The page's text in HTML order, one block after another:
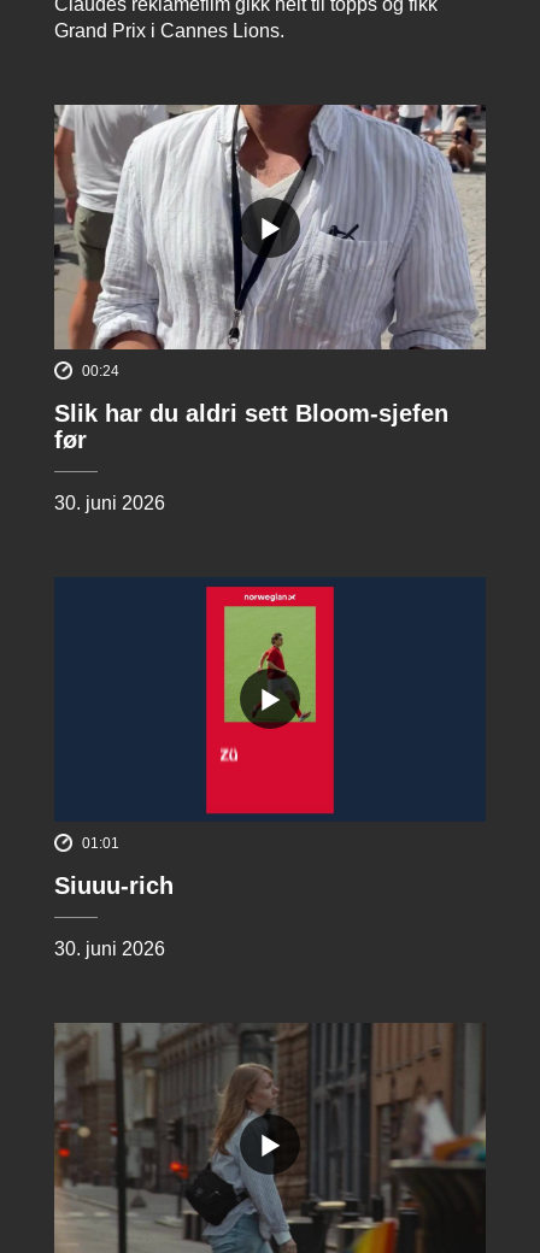
Claudes reklamefilm gikk helt til topps og fikk
Grand Prix i Cannes Lions.
00:24
Slik har du aldri sett Bloom-sjefen
før
30. juni 2026
01:01
Siuuu-rich
30. juni 2026